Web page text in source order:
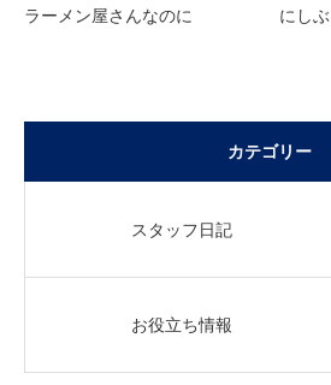
ラーメン屋さんなのに にし
カテゴリー
スタッフ日記
お役立ち情報